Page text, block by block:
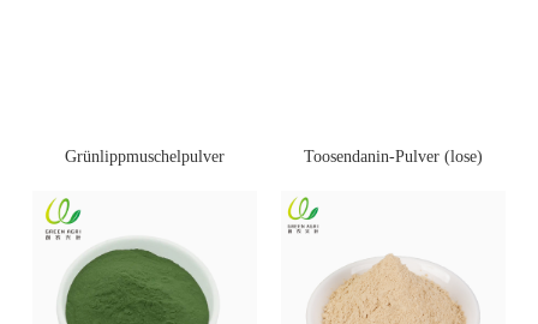
Grünlippmuschelpulver Toosendanin-Pulver (lose)